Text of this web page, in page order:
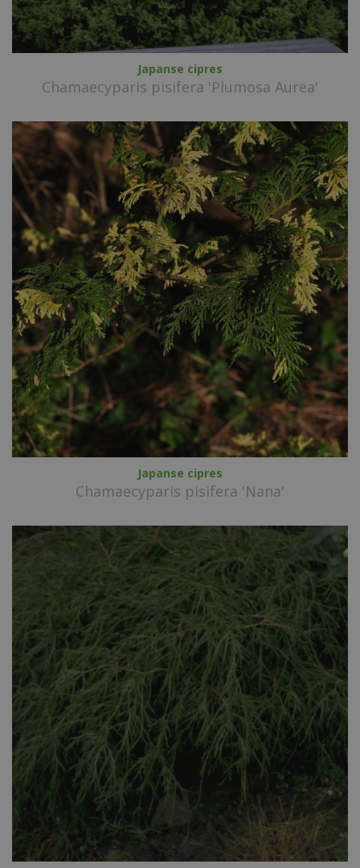
Japanse cipres
Chamaecyparis pisifera 'Plumosa Aurea'
Japanse cipres
Chamaecyparis pisifera 'Nana'